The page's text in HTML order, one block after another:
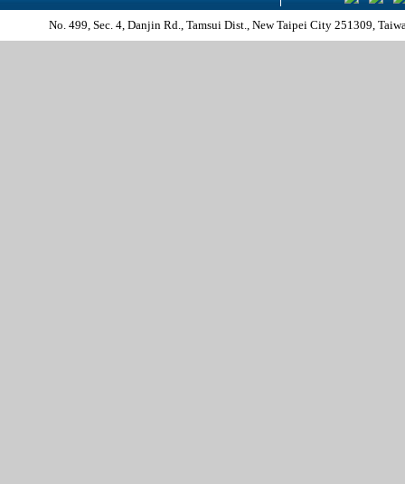
No. 499, Sec. 4, Danjin Rd., Tamsui Dist., New Taipei City 251309,